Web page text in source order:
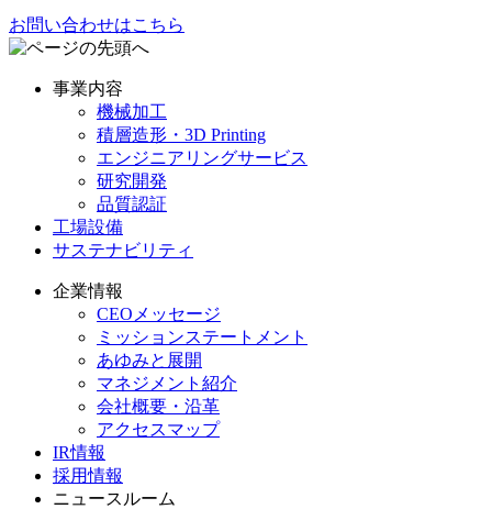
お問い合わせはこちら
事業内容
機械加工
積層造形・3D Printing
エンジニアリングサービス
研究開発
品質認証
工場設備
サステナビリティ
企業情報
CEOメッセージ
ミッションステートメント
あゆみと展開
マネジメント紹介
会社概要・沿革
アクセスマップ
IR情報
採用情報
ニュースルーム